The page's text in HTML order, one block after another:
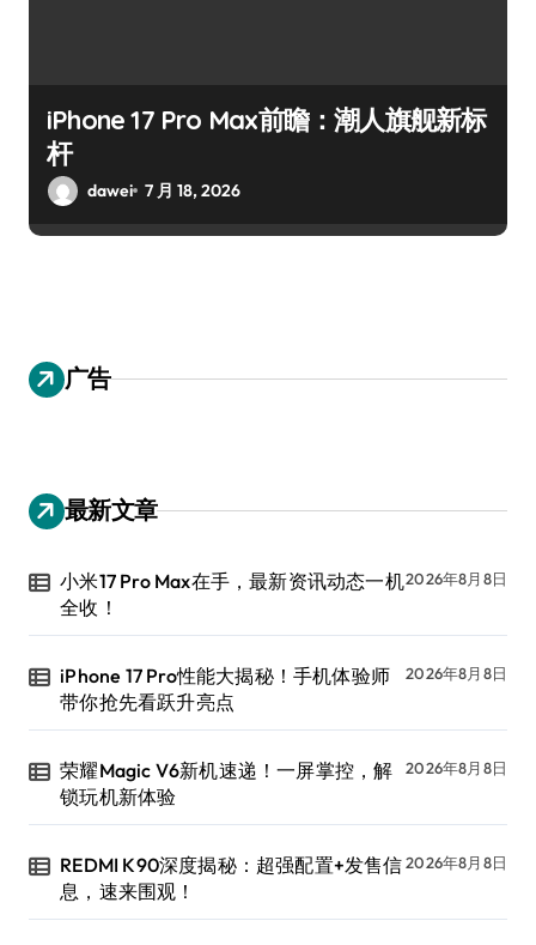
iPhone 17 Pro Max前瞻：潮人旗舰新标
杆
dawei 7 月 18, 2026
广告
最新文章
小米17 Pro Max在手，最新资讯动态一机
全收！
2026年8月8日
iPhone 17 Pro性能大揭秘！手机体验师
带你抢先看跃升亮点
2026年8月8日
荣耀Magic V6新机速递！一屏掌控，解
锁玩机新体验
2026年8月8日
REDMI K90深度揭秘：超强配置+发售信
息，速来围观！
2026年8月8日